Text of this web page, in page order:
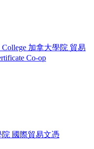
College 加拿大學院 貿易
Co-op
院 國際貿易文憑